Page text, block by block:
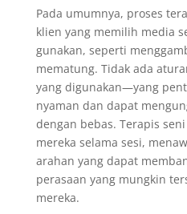
Pada umumnya, proses
klien yang memilih media
gunakan, seperti
mematung. Tidak ada
yang digunakan—yang
nyaman dan dapat
dengan bebas. Terapis
mereka selama sesi,
arahan yang dapat
perasaan yang mungkin
mereka.